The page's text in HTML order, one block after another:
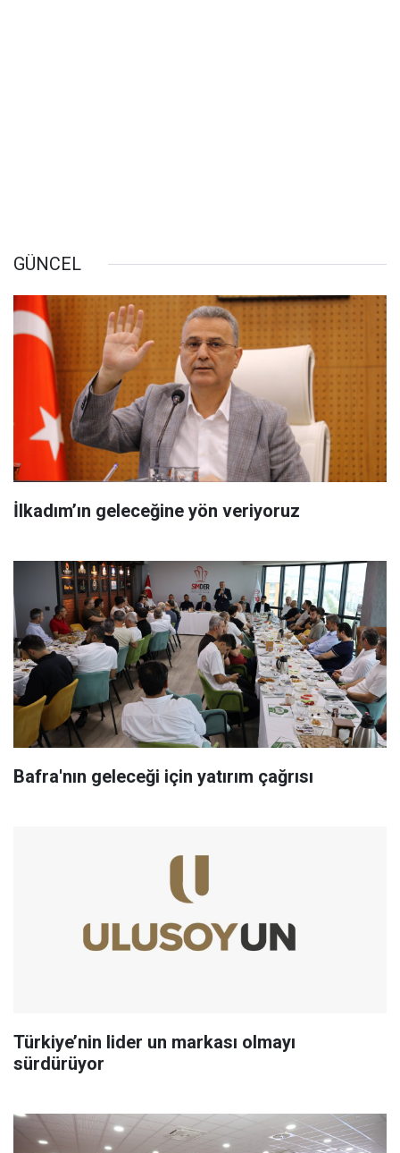
GÜNCEL
İlkadım’ın geleceğine yön veriyoruz
Bafra'nın geleceği için yatırım çağrısı
Türkiye’nin lider un markası olmayı
sürdürüyor